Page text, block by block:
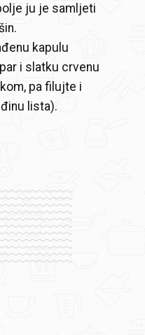
ju je samljeti
kapulu
i slatku crvenu
pa filujte i
lista).